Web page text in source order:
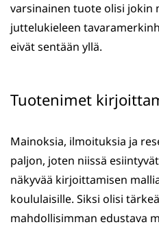
varsinainen tuote olisi jokin
juttelukieleen
eivät sentään yllä.
Tuotenimet
Mainoksia, ilmoituksia ja
paljon, joten niissä
näkyvää kirjoittamisen
koululaisille. Siksi olisi
mahdollisimman edustava